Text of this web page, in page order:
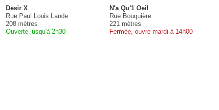
Desir X
Rue Paul Louis Lande
208 mètres
Ouverte jusqu'à 2h30
N'a Qu'1 Oeil
Rue Bouquière
221 mètres
Fermée, ouvre mardi à 14h00